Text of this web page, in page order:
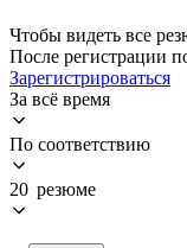
Чтобы видеть все
После регистрации
Зарегистрироваться
За всё время
По соответствию
20 резюме